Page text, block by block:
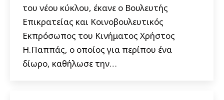
του νέου κύκλου, έκανε ο Βουλευτής
Επικρατείας και Κοινοβουλευτικός
Εκπρόσωπος του Κινήματος Χρήστος
Η.Παππάς, ο οποίος για περίπου ένα
δίωρο, καθήλωσε την…